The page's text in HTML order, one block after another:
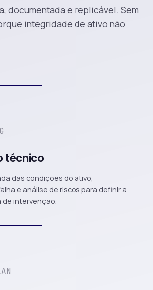
documentada e replicável. Sem
integridade de ativo não
técnico
das condições do ativo,
e análise de riscos para definir a
intervenção.